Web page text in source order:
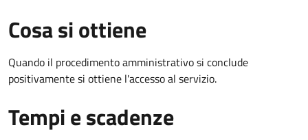
Cosa si ottiene
Quando il procedimento amministrativo si conclude
positivamente si ottiene l'accesso al servizio.
Tempi e scadenze